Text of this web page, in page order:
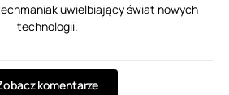
uwielbiający świat nowych
technologii.
komentarze